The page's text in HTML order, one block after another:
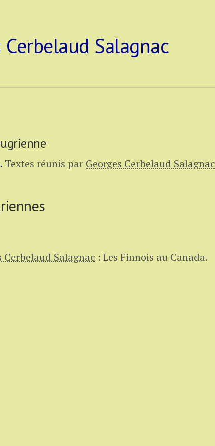
Cerbelaud Salagnac
. Textes réunis par Georges Cerbelaud Salagnac
Cerbelaud Salagnac : Les Finnois au Canada.